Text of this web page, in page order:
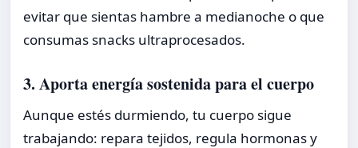
evitar que sientas hambre a medianoche o que
consumas snacks ultraprocesados.
3. Aporta energía sostenida para el cuerpo
Aunque estés durmiendo, tu cuerpo sigue
trabajando: repara tejidos, regula hormonas y